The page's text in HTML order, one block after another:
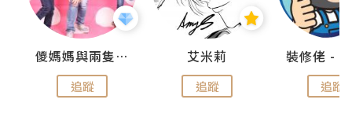
儍媽媽與兩隻小魔怪之家
追蹤
艾米莉
追蹤 追蹤